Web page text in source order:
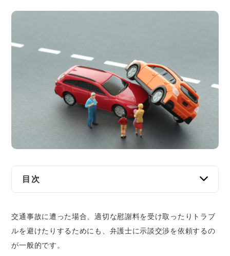
遺産相続
労働問題
資金調達
企業法務
掲載をご検討の弁護士の方へ
目次
法テラス
福島県弁護士会法律相談センター、および巡
回相談所
交通事故に遭った場合、適切な慰謝料を受け取ったりトラブ
ルを避けたりするためにも、弁護士に示談交渉を依頼するの
が一般的です。